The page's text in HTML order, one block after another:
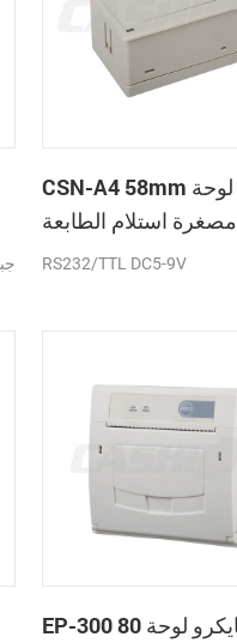
CSN-A4 58mm لوحة
مصغرة استلام الطابعة
الحرارية
RS232/TTL DC5-9V
EP-300 80 مم مايكرو لوحة